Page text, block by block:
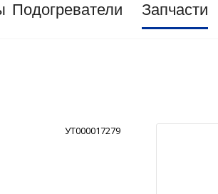
Подогреватели Запчасти
УТ000017279